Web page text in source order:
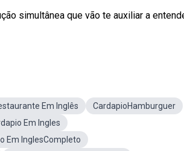
simultânea que vão te auxiliar a
Em Inglês
CardapioHamburguer
Em Ingles
Em InglesCompleto